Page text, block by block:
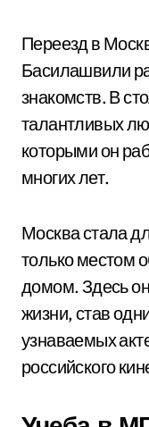
Переезд в
Басилашвили
знакомств. В
талантливых
которыми он
многих лет.
Москва стала
только местом
домом. Здесь
жизни, став
узнаваемых
российского